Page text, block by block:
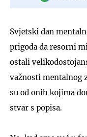
Svjetski dan
prigoda da resorni
ostali
važnosti mentalnog
su od onih kojima
stvar s popisa.